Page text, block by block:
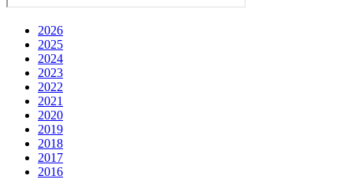
2026
2025
2024
2023
2022
2021
2020
2019
2018
2017
2016